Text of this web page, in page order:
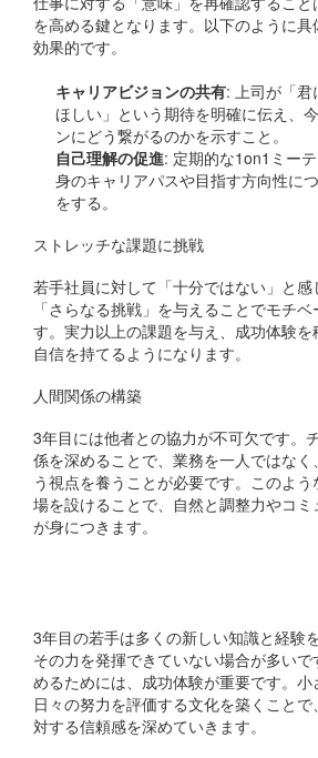
を高める鍵となります。以下のように
効果的です。
キャリアビジョンの共有: 上司が「
ほしい」という期待を明確に伝え、
ンにどう繋がるのかを示すこと。
自己理解の促進: 定期的な1on1ミー
身のキャリアパスや目指す方向性に
をする。
ストレッチな課題に挑戦
若手社員に対して「十分ではない」と感
「さらなる挑戦」を与えることでモチ
す。実力以上の課題を与え、成功体験
自信を持てるようになります。
人間関係の構築
3年目には他者との協力が不可欠です。
係を深めることで、業務を一人ではな
う視点を養うことが必要です。このよ
場を設けることで、自然と調整力やコミ
が身につきます。
3年目の若手は多くの新しい知識と経験
その力を発揮できていない場合が多い
めるためには、成功体験が重要です。小
日々の努力を評価する文化を築くこと
対する信頼感を深めていきます。